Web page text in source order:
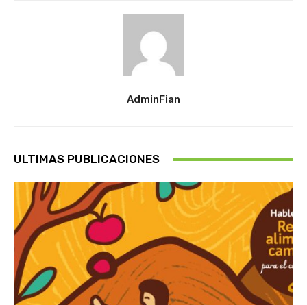
AdminFian
ULTIMAS PUBLICACIONES